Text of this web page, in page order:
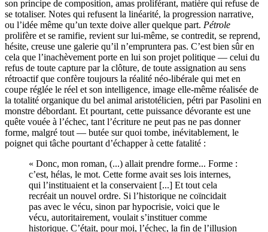
son principe de composition, amas proliférant, matière qui refuse de
se totaliser. Notes qui refusent la linéarité, la progression narrative,
ou l’idée même qu’un texte doive aller quelque part. Pétrole
prolifère et se ramifie, revient sur lui-même, se contredit, se reprend,
hésite, creuse une galerie qu’il n’empruntera pas. C’est bien sûr en
cela que l’inachèvement porte en lui son projet politique — celui du
refus de toute capture par la clôture, de toute assignation au sens
rétroactif que confère toujours la réalité néo-libérale qui met en
coupe réglée le réel et son intelligence, image elle-même réalisée de
la totalité organique du bel animal aristotélicien, pétri par Pasolini en
monstre débordant. Et pourtant, cette puissance dévorante est une
quête vouée à l’échec, tant l’écriture ne peut pas ne pas donner
forme, malgré tout — butée sur quoi tombe, inévitablement, le
poignet qui tâche pourtant d’échapper à cette fatalité :
« Donc, mon roman, (...) allait prendre forme... Forme :
c’est, hélas, le mot. Cette forme avait ses lois internes,
qui l’instituaient et la conservaient [...] Et tout cela
recréait un nouvel ordre. Si l’historique ne coïncidait
pas avec le vécu, sinon par hypocrisie, voici que le
vécu, autoritairement, voulait s’instituer comme
historique. C’était, pour moi, l’échec, la fin de l’illusion